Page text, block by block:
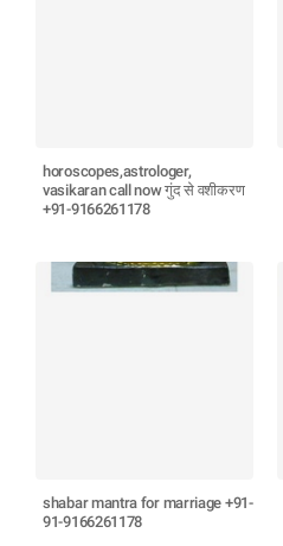
horoscopes,astrologer,
vasikaran call now गुंद से वशीकरण
+91-9166261178
shabar mantra for marriage +91-
91-9166261178